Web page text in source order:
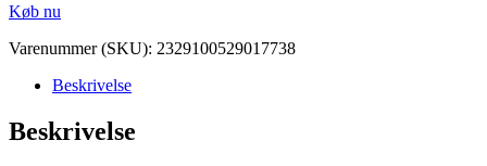
Køb nu
Varenummer (SKU): 2329100529017738
Beskrivelse
Beskrivelse